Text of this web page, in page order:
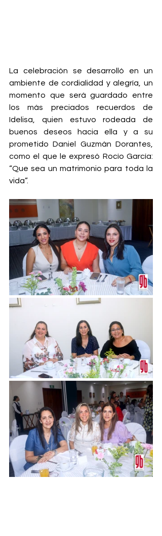
La celebración se desarrolló en un
ambiente de cordialidad y alegría, un
momento que será guardado entre
los más preciados recuerdos de
Idelisa, quien estuvo rodeada de
buenos deseos hacia ella y a su
prometido Daniel Guzmán Dorantes,
como el que le expresó Rocío García:
“Que sea un matrimonio para toda la
vida”.